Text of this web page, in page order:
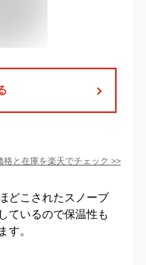
格と在庫を楽天でチェック >>
どこされたスノーブ
ているので保温性も
す。